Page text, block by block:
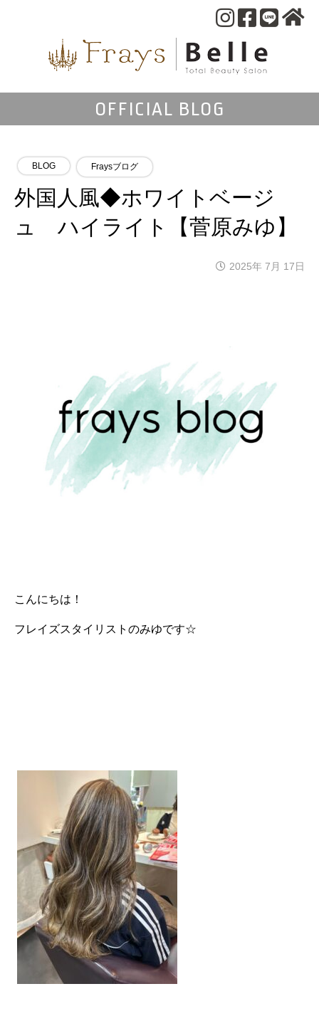
OFFICIAL BLOG
BLOG Fraysブログ
外国人風◆ホワイトベージ
ュ ハイライト【菅原みゆ】
2025年 7月 17日
こんにちは！
フレイズスタイリストのみゆです☆